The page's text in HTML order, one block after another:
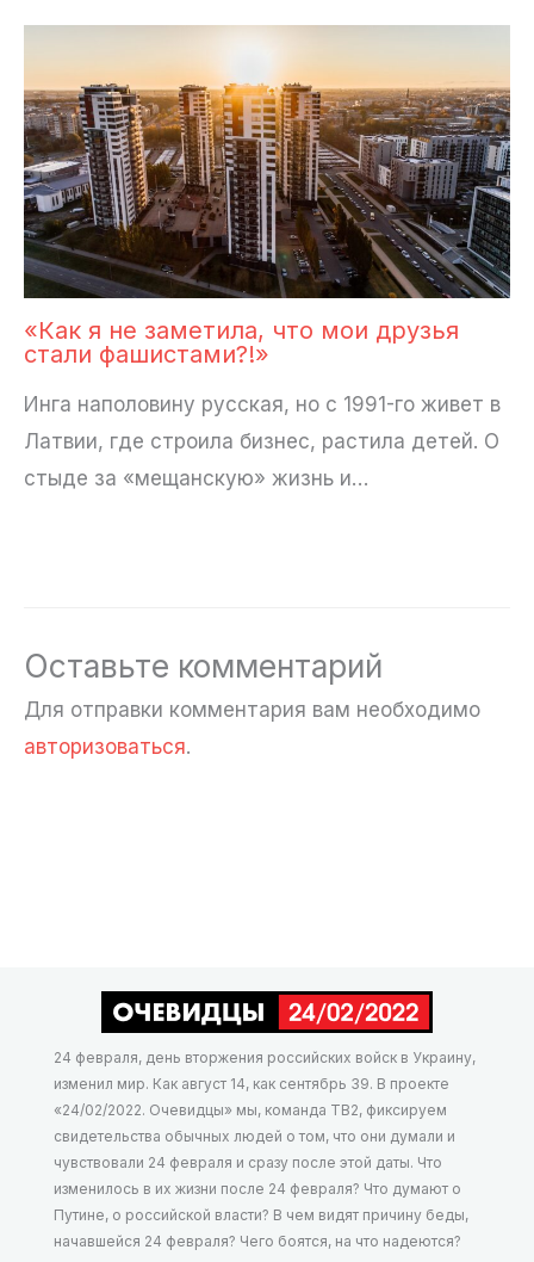
«Как я не заметила, что мои друзья
стали фашистами?!»
Инга наполовину русская, но с 1991-го живет в
Латвии, где строила бизнес, растила детей. О
стыде за «мещанскую» жизнь и…
Оставьте комментарий
Для отправки комментария вам необходимо
авторизоваться.
24 февраля, день вторжения российских войск в Украину,
изменил мир. Как август 14, как сентябрь 39. В проекте
«24/02/2022. Очевидцы» мы, команда ТВ2, фиксируем
свидетельства обычных людей о том, что они думали и
чувствовали 24 февраля и сразу после этой даты. Что
изменилось в их жизни после 24 февраля? Что думают о
Путине, о российской власти? В чем видят причину беды,
начавшейся 24 февраля? Чего боятся, на что надеются?